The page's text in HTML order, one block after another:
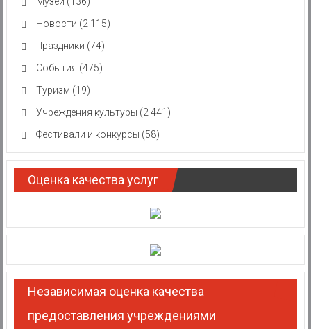
Новости (2 115)
Праздники (74)
События (475)
Туризм (19)
Учреждения культуры (2 441)
Фестивали и конкурсы (58)
Оценка качества услуг
Независимая оценка качества
предоставления учреждениями